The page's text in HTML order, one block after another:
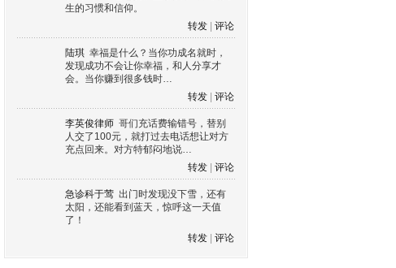
生的习惯和信仰。
转发
评论
陆琪 幸福是什么？当你功成名就时，
发现成功不会让你幸福，和人分享才
会。当你赚到很多钱时…
转发
评论
李英俊律师 哥们充话费输错号，替别
人交了100元，就打过去电话想让对方
充点回来。对方特郁闷地说…
转发
评论
急诊科于莺 出门时发现没下雪，还有
太阳，还能看到蓝天，惊呼这一天值
了！
转发
评论